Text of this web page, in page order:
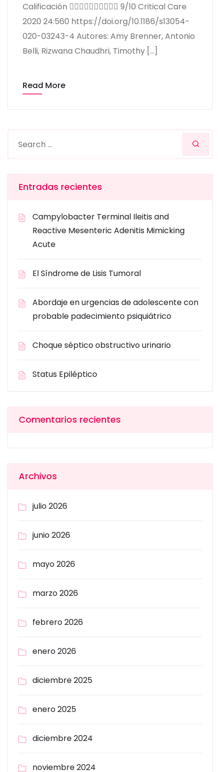
Calificación  9/10 Critical Care
2020 24:560 https://doi.org/10.1186/s13054-
020-03243-4 Autores: Amy Brenner, Antonio
Belli, Rizwana Chaudhri, Timothy […]
Read More
Entradas recientes
Campylobacter Terminal Ileitis and
Reactive Mesenteric Adenitis Mimicking
Acute
El Síndrome de Lisis Tumoral
Abordaje en urgencias de adolescente con
probable padecimiento psiquiátrico
Choque séptico obstructivo urinario
Status Epiléptico
Comentarios recientes
Archivos
julio 2026
junio 2026
mayo 2026
marzo 2026
febrero 2026
enero 2026
diciembre 2025
enero 2025
diciembre 2024
noviembre 2024